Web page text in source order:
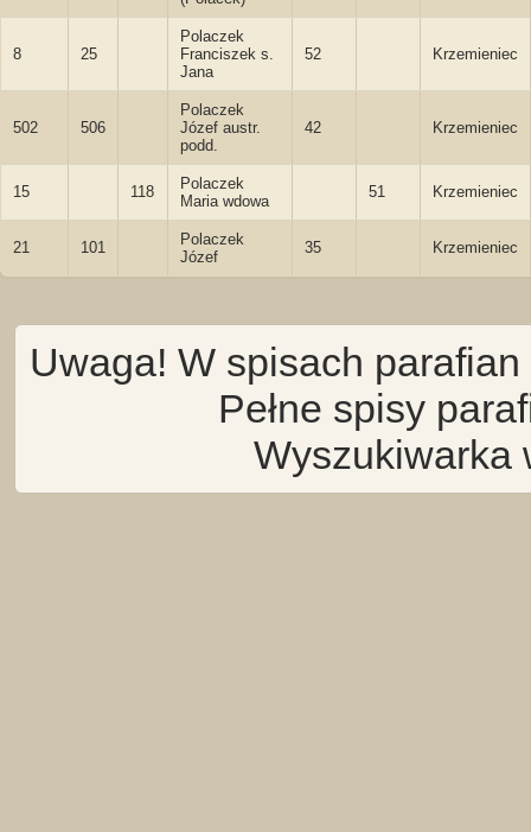
8 25
Polaczek
Franciszek s.
Jana
52 Krzemieniec
502 506
Polaczek
Józef austr.
podd.
42 Krzemieniec
15 118
Polaczek
Maria wdowa
51 Krzemieniec
21 101
Polaczek
Józef
35 Krzemieniec
Uwaga! W spisach
Pełne spisy
Wyszukiwarka